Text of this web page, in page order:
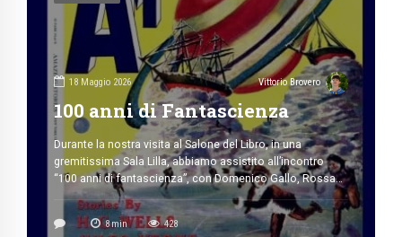
18 Maggio 2026 Vittorio Brovero
100 anni di Fantascienza
Durante la nostra visita al Salone del Libro, in una
gremitissima Sala Lilla, abbiamo assistito all’incontro
“100 anni di fantascienza”, con Domenico Gallo, Rossana
Morriello, Oriana Palusci e Carlo Pagetti. Speriamo che il
nostro resoconto possa interessare i molti visitatori che
non sono riusciti a seguire la conferenza a causa del
8min 428